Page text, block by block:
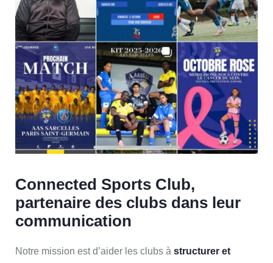
Connected Sports Club,
partenaire des clubs dans leur
communication
Notre mission est d’aider les clubs à structurer et